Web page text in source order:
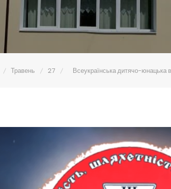
Травень 27 Всеукраїнська дитячо-юнацька